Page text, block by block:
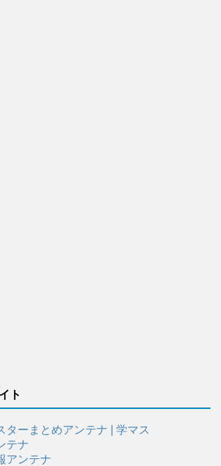
ト
ターまとめアンテナ | 学マス
テナ
アンテナ